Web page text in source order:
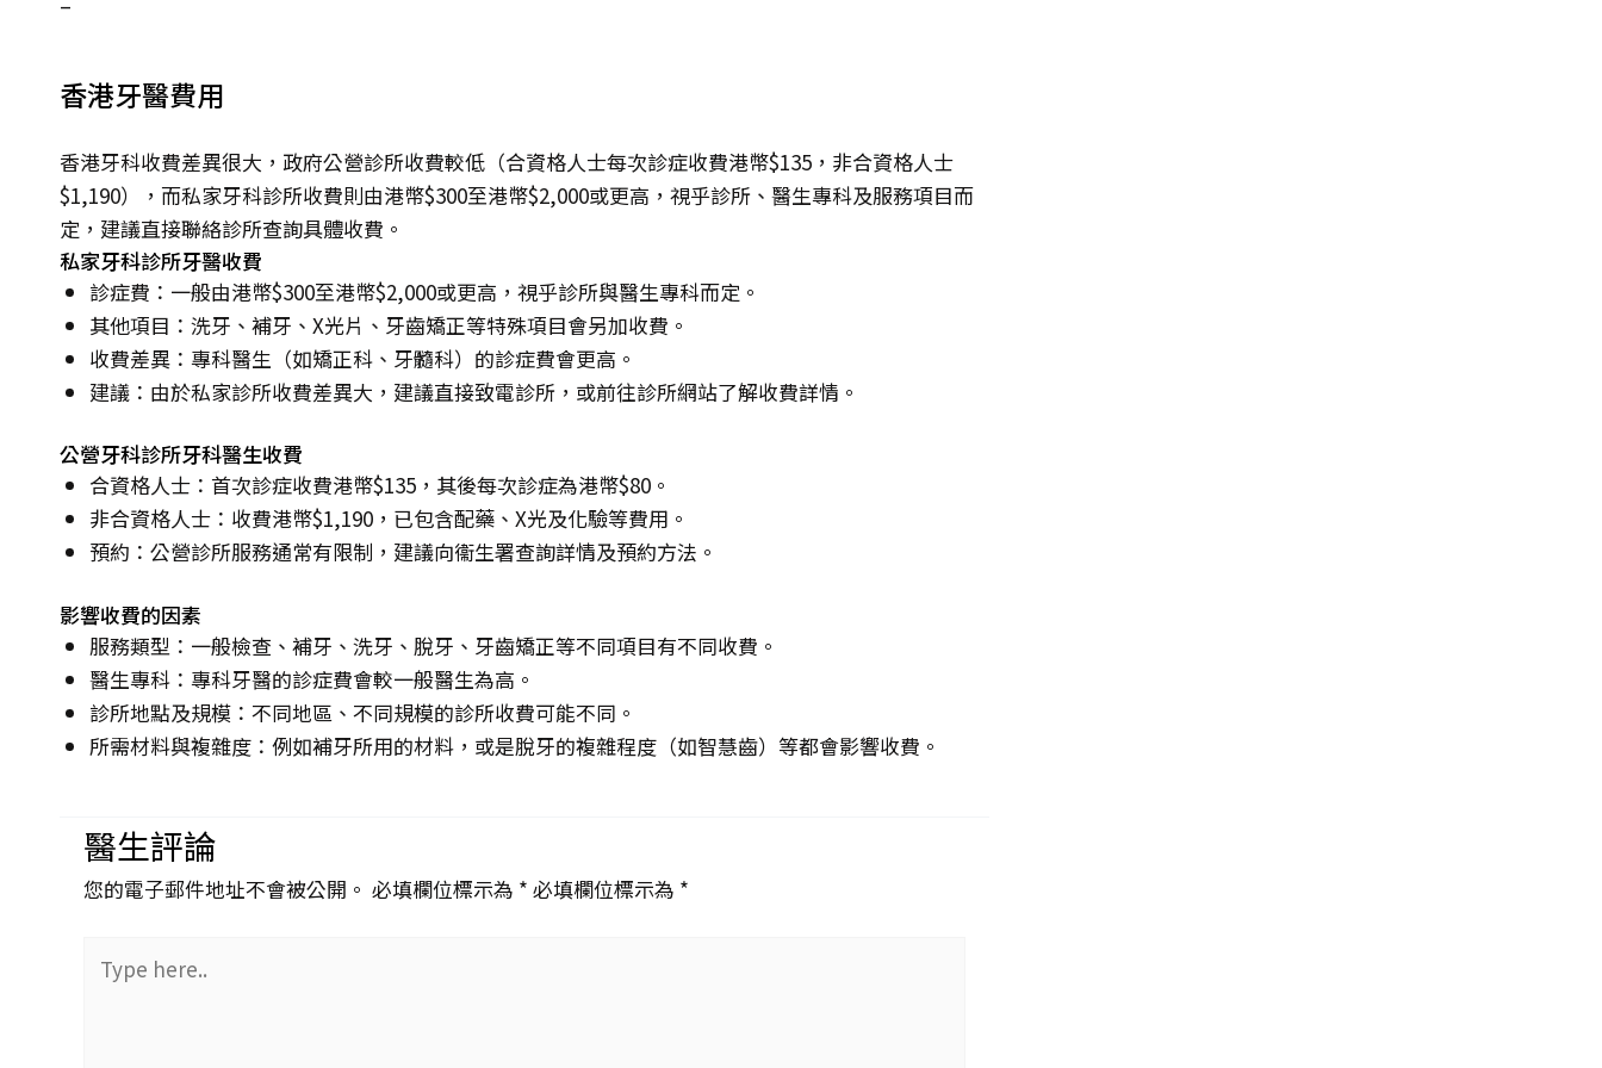
香港牙醫費用
香港牙科收費差異很大，政府公營診所收費較低（合資格人士每次診症收費港幣$135，非合資格人士
$1,190），而私家牙科診所收費則由港幣$300至港幣$2,000或更高，視乎診所、醫生專科及服務項目而
定，建議直接聯絡診所查詢具體收費。
私家牙科診所牙醫收費
診症費：一般由港幣$300至港幣$2,000或更高，視乎診所與醫生專科而定。
其他項目：洗牙、補牙、X光片、牙齒矯正等特殊項目會另加收費。
收費差異：專科醫生（如矯正科、牙髓科）的診症費會更高。
建議：由於私家診所收費差異大，建議直接致電診所，或前往診所網站了解收費詳情。
公營牙科診所牙科醫生收費
合資格人士：首次診症收費港幣$135，其後每次診症為港幣$80。
非合資格人士：收費港幣$1,190，已包含配藥、X光及化驗等費用。
預約：公營診所服務通常有限制，建議向衞生署查詢詳情及預約方法。
影響收費的因素
服務類型：一般檢查、補牙、洗牙、脫牙、牙齒矯正等不同項目有不同收費。
醫生專科：專科牙醫的診症費會較一般醫生為高。
診所地點及規模：不同地區、不同規模的診所收費可能不同。
所需材料與複雜度：例如補牙所用的材料，或是脫牙的複雜程度（如智慧齒）等都會影響收費。
醫生評論
您的電子郵件地址不會被公開。 必填欄位標示為 * 必填欄位標示為 *
here..